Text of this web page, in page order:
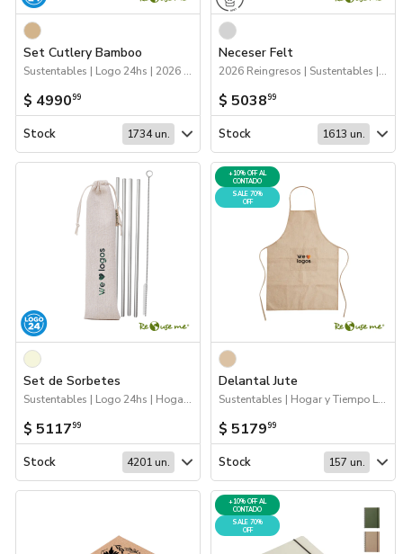
Set Cutlery Bamboo
Sustentables | Logo 24hs | 2026 Día de la Niñez | Hogar y Tiempo Libre
$ 499099
Stock 1734 un.
Neceser Felt
2026 Reingresos | Sustentables | Escritorio | Hogar y Tiempo Libre
$ 503899
Stock 1613 un.
Set de Sorbetes
Sustentables | Logo 24hs | Hogar y Tiempo Libre
$ 511799
Stock 4201 un.
+10% OFF AL
CONTADO
SALE 70%
OFF
Delantal Jute
Sustentables | Hogar y Tiempo Libre | 70%OFF Hogar y Tiempo Libre
$ 517999
Stock 157 un.
+10% OFF AL
CONTADO
SALE 70%
OFF